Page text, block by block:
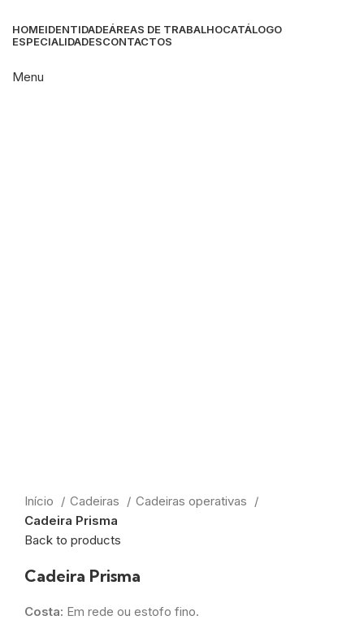
HOMEIDENTIDADEÁREAS DE TRABALHOCATÁLOGO
ESPECIALIDADESCONTACTOS
Menu
Início Cadeiras
Cadeiras operativas
Cadeira Prisma
Back to products
Cadeira Prisma
Costa: Em rede ou estofo fino.